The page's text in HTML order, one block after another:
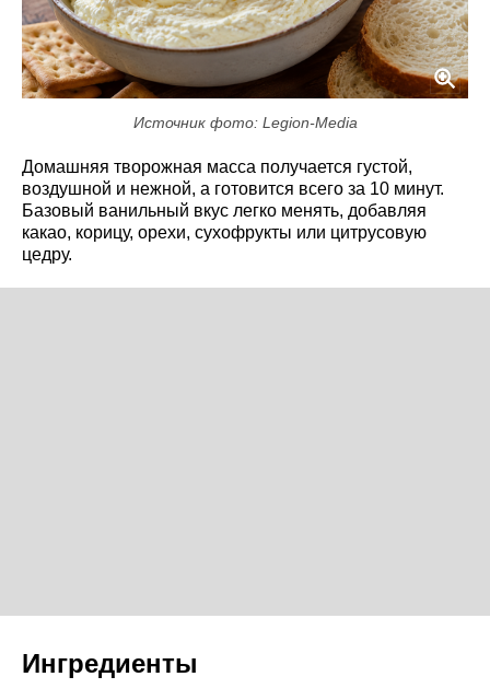
Источник фото: Legion-Media
Домашняя творожная масса получается густой,
воздушной и нежной, а готовится всего за 10 минут.
Базовый ванильный вкус легко менять, добавляя
какао, корицу, орехи, сухофрукты или цитрусовую
цедру.
Ингредиенты